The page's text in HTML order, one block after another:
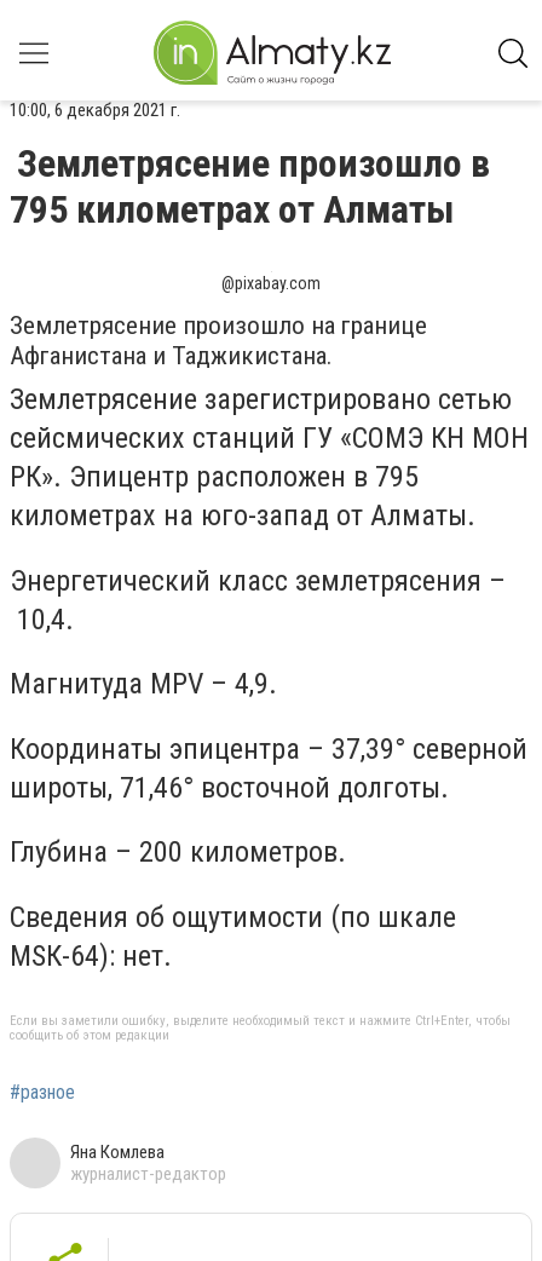
10:00, 6 декабря 2021 г.
Землетрясение произошло в
795 километрах от Алматы
@pixabay.com
Землетрясение произошло на границе
Афганистана и Таджикистана.
Землетрясение зарегистрировано сетью
сейсмических станций ГУ «СОМЭ КН МОН
РК». Эпицентр расположен в 795
километрах на юго-запад от Алматы.
Энергетический класс землетрясения –
10,4.
Магнитуда MPV – 4,9.
Координаты эпицентра – 37,39° северной
широты, 71,46° восточной долготы.
Глубина – 200 километров.
Сведения об ощутимости (по шкале
МSК-64): нет.
Если вы заметили ошибку, выделите необходимый текст и нажмите Ctrl+Enter, чтобы
сообщить об этом редакции
#разное
Яна Комлева
журналист-редактор